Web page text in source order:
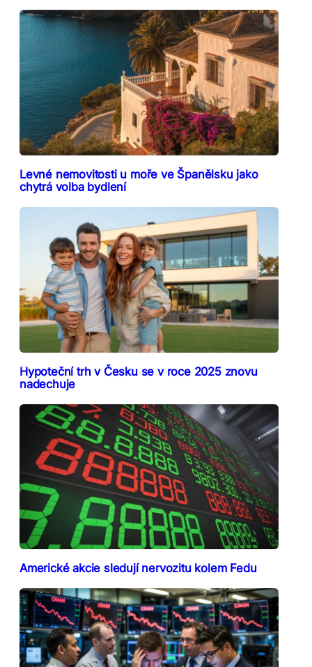
Levné nemovitosti u moře ve Španělsku jako
chytrá volba bydlení
Hypoteční trh v Česku se v roce 2025 znovu
nadechuje
Americké akcie sledují nervozitu kolem Fedu